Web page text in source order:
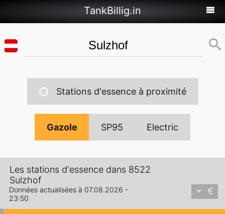
TankBillig.in
Stations d'essence à proximité
Gazole SP95 Electric
Les stations d'essence dans 8522
Sulzhof
Données actualisées à 07.08.2026 -
23:50